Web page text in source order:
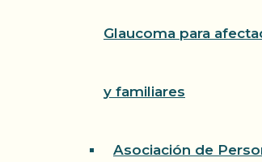
Glaucoma para
y familiares
Asociación de